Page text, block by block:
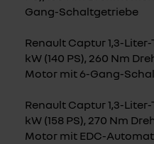
Gang-Schaltgetriebe
Renault Captur 1,3-
kW (140 PS), 260 Nm
Motor mit 6-Gang-
Renault Captur 1,3-Liter-
kW (158 PS), 270 Nm
Motor mit EDC-